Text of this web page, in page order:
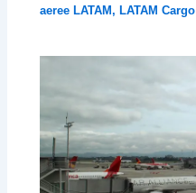
aeree LATAM, LATAM Cargo